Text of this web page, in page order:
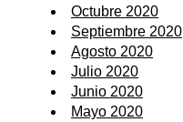
Octubre 2020
Septiembre 2020
Agosto 2020
Julio 2020
Junio 2020
Mayo 2020